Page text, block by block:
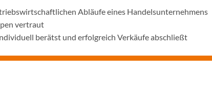
Abläufe eines Handelsunternehmens
vertraut
berätst und erfolgreich Verkäufe abschließt